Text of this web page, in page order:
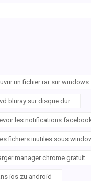
un fichier rar sur windows
bluray sur disque dur
les notifications
fichiers inutiles sous
manager chrome gratuit
ios zu android